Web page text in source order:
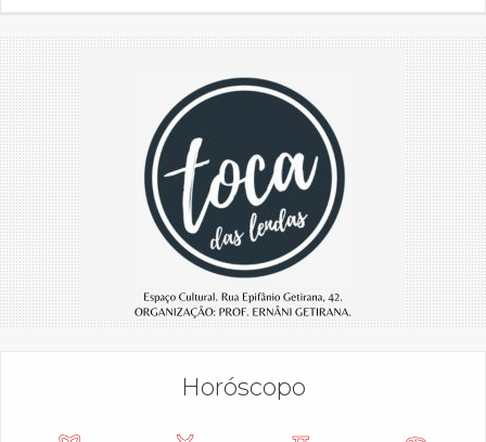
Horóscopo